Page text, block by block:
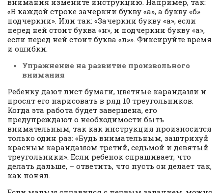
внимания измените инструкцию. Например, так:
«В каждой строке зачеркни букву «а», а букву «б»
подчеркни». Или так: «Зачеркни букву «а», если
перед ней стоит буква «н», и подчеркни букву «а»,
если перед ней стоит буква «л»». Фиксируйте время
и ошибки.
Упражнение на развитие произвольного
внимания
Ребенку дают лист бумаги, цветные карандаши и
просят его нарисовать в ряд 10 треугольников.
Когда эта работа будет завершена, его
предупреждают о необходимости быть
внимательным, так как инструкция произносится
только один раз: «Будь внимательным, заштрихуй
красным карандашом третий, седьмой и девятый
треугольники». Если ребенок спрашивает, что
делать дальше, – ответить, что пусть он делает так,
как понял.